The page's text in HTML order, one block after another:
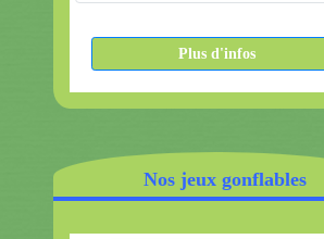
Plus d'infos
Nos jeux gonflables